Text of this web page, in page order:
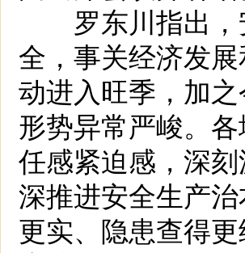
罗东川指出，
全，事关经济发
动进入旺季，加
形势异常严峻。
任感紧迫感，深
深推进安全生产
更实、隐患查得